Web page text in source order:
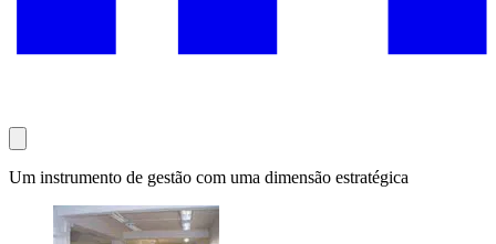
Um instrumento de gestão com uma dimensão estratégica